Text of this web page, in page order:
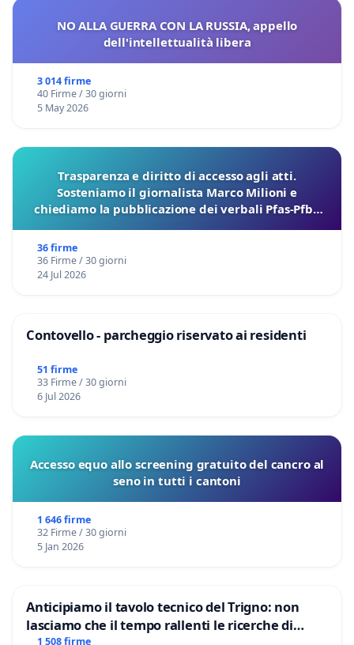
NO ALLA GUERRA CON LA RUSSIA, appello
dell'intellettualità libera
3 014 firme
40 Firme / 30 giorni
5 May 2026
Trasparenza e diritto di accesso agli atti.
Sosteniamo il giornalista Marco Milioni e
chiediamo la pubblicazione dei verbali Pfas-Pfba
36 firme
36 Firme / 30 giorni
24 Jul 2026
Contovello - parcheggio riservato ai residenti
51 firme
33 Firme / 30 giorni
6 Jul 2026
Accesso equo allo screening gratuito del cancro al
seno in tutti i cantoni
1 646 firme
32 Firme / 30 giorni
5 Jan 2026
Anticipiamo il tavolo tecnico del Trigno: non
lasciamo che il tempo rallenti le ricerche di
1 508 firme